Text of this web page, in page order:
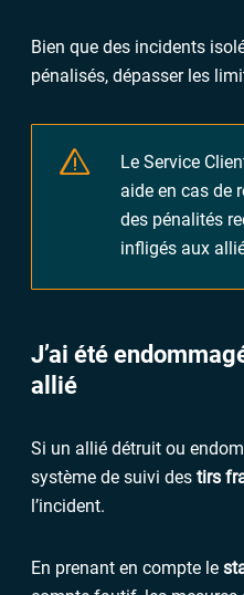
Bien que des incidents
pénalisés, dépasser les
Le Service
aide en cas de
des pénalités
infligés aux
J’ai été
allié
Si un allié détruit ou
système de suivi des tirs
l’incident.
En prenant en compte le